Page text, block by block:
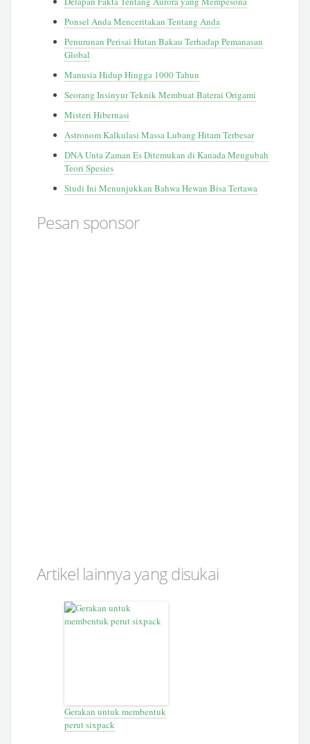
Ponsel Anda Menceritakan Tentang Anda
Penurunan Perisai Hutan Bakau Terhadap Pemanasan
Global
Manusia Hidup Hingga 1000 Tahun
Seorang Insinyur Teknik Membuat Baterai Origami
Misteri Hibernasi
Astronom Kalkulasi Massa Lubang Hitam Terbesar
DNA Unta Zaman Es Ditemukan di Kanada Mengubah
Teori Spesies
Studi Ini Menunjukkan Bahwa Hewan Bisa Tertawa
Pesan sponsor
Artikel lainnya yang disukai
Gerakan untuk membentuk
perut sixpack